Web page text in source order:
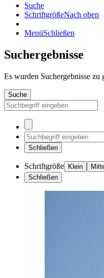
Suche
SchriftgrößeNach oben
MenüSchließen
Suchergebnisse
Es wurden Suchergebnisse zu
Suche
Schließen
Schriftgröße Klein
Schließen